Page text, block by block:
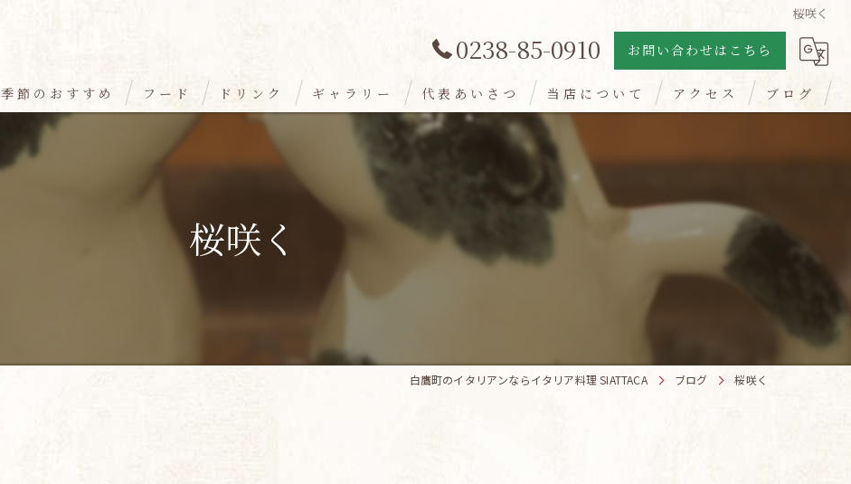
桜咲く
0238-85-0910 お問い合わせはこちら
季節のおすすめ フード ドリンク ギャラリー 代表あいさつ 当店について
パスタ
アクセス ブログ
桜咲く
白鷹町のイタリアンならイタリア料理 SIATTACA ブログ 桜咲く